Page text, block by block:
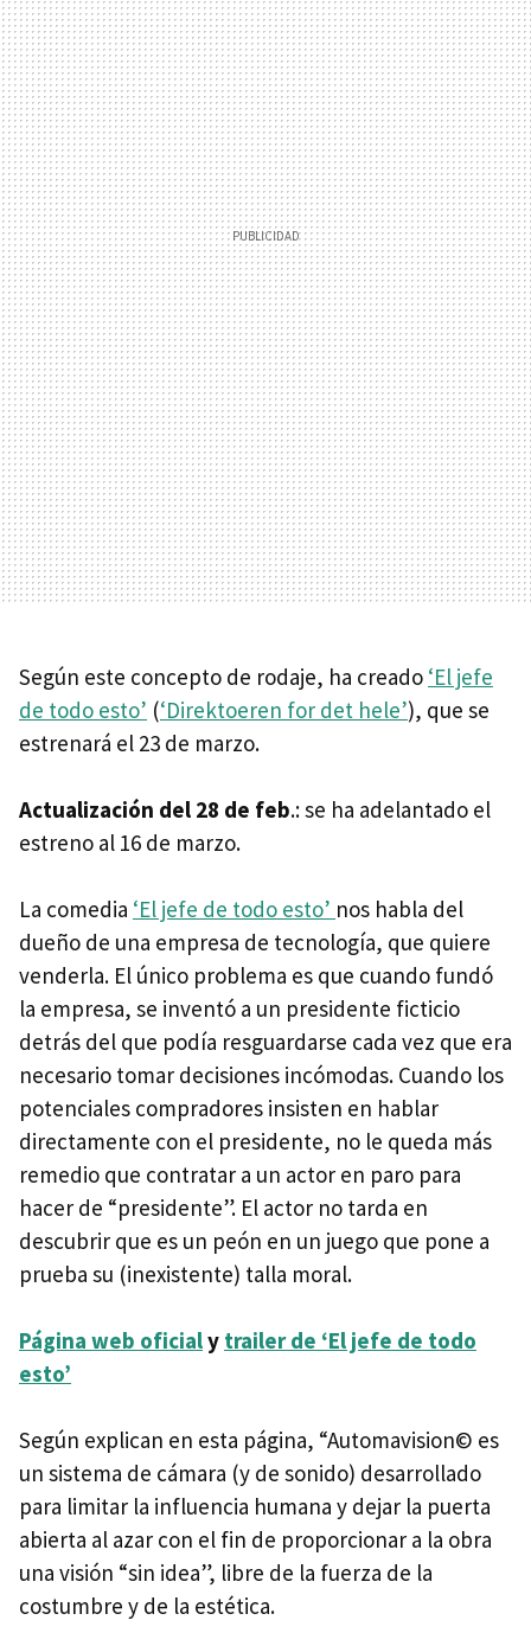
Según este concepto de rodaje, ha creado ‘El jefe
de todo esto’ (‘Direktoeren for det hele’), que se
estrenará el 23 de marzo.
Actualización del 28 de feb.: se ha adelantado el
estreno al 16 de marzo.
La comedia ‘El jefe de todo esto’ nos habla del
dueño de una empresa de tecnología, que quiere
venderla. El único problema es que cuando fundó
la empresa, se inventó a un presidente ficticio
detrás del que podía resguardarse cada vez que era
necesario tomar decisiones incómodas. Cuando los
potenciales compradores insisten en hablar
directamente con el presidente, no le queda más
remedio que contratar a un actor en paro para
hacer de “presidente”. El actor no tarda en
descubrir que es un peón en un juego que pone a
prueba su (inexistente) talla moral.
Página web oficialy trailer de ‘El jefe de todo
esto’
Según explican en esta página, “Automavision© es
un sistema de cámara (y de sonido) desarrollado
para limitar la influencia humana y dejar la puerta
abierta al azar con el fin de proporcionar a la obra
una visión “sin idea”, libre de la fuerza de la
costumbre y de la estética.